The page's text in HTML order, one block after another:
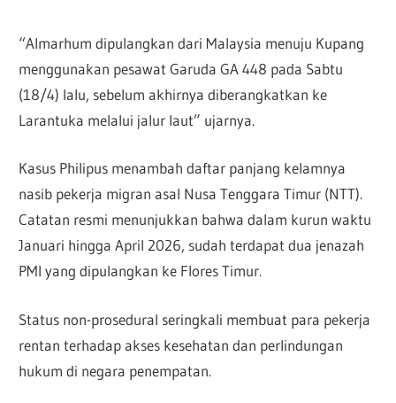
“Almarhum dipulangkan dari Malaysia menuju Kupang
menggunakan pesawat Garuda GA 448 pada Sabtu
(18/4) lalu, sebelum akhirnya diberangkatkan ke
Larantuka melalui jalur laut” ujarnya.
Kasus Philipus menambah daftar panjang kelamnya
nasib pekerja migran asal Nusa Tenggara Timur (NTT).
Catatan resmi menunjukkan bahwa dalam kurun waktu
Januari hingga April 2026, sudah terdapat dua jenazah
PMI yang dipulangkan ke Flores Timur.
Status non-prosedural seringkali membuat para pekerja
rentan terhadap akses kesehatan dan perlindungan
hukum di negara penempatan.